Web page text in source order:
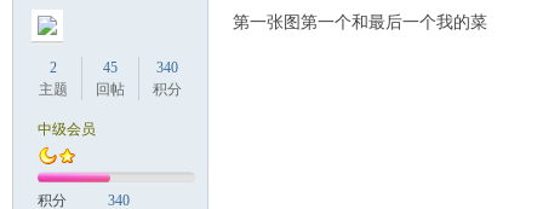
2
主题
45
回帖
340
积分
中级会员
积分 340
第一张图第一个和最后一个我的菜